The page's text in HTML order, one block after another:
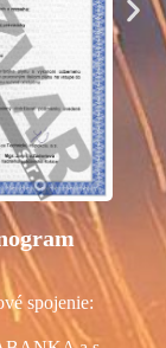
spojenie: